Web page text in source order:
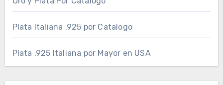
Plata Italiana .925 por Catalogo
Plata .925 Italiana por Mayor en USA